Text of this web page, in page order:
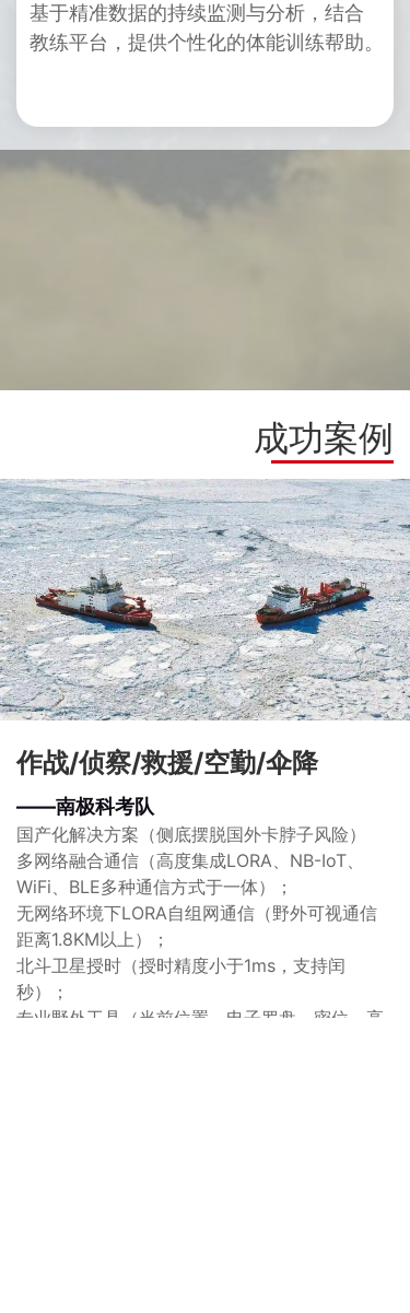
基于精准数据的持续监测与分析，结合
教练平台，提供个性化的体能训练帮助。
成功案例
作战/侦察/救援/空勤/伞降
——南极科考队
国产化解决方案（侧底摆脱国外卡脖子风险）
多网络融合通信（高度集成LORA、NB-IoT、
WiFi、BLE多种通信方式于一体）；
无网络环境下LORA自组网通信（野外可视通信
距离1.8KM以上）；
北斗卫星授时（授时精度小于1ms，支持闰
秒）；
专业野外工具（当前位置、电子罗盘、密位、高